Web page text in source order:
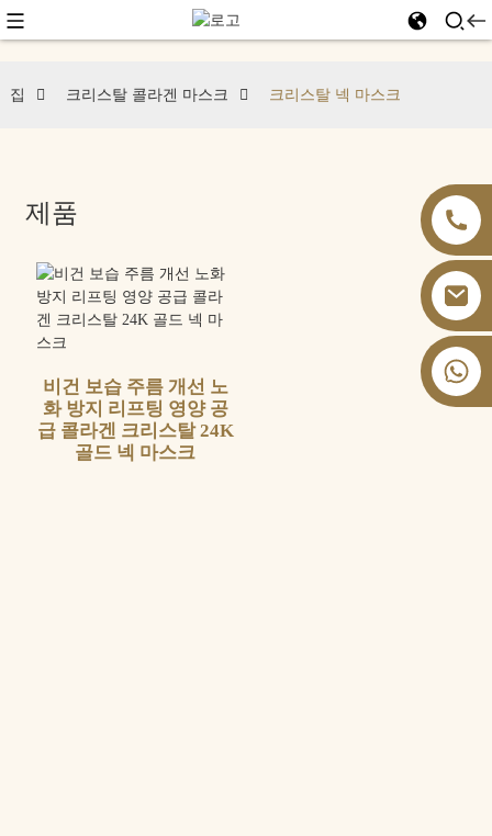
집 크리스탈 콜라겐 마스크 크리스탈 넥 마스크
제품
비건 보습 주름 개선 노
화 방지 리프팅 영양 공
급 콜라겐 크리스탈 24K
골드 넥 마스크